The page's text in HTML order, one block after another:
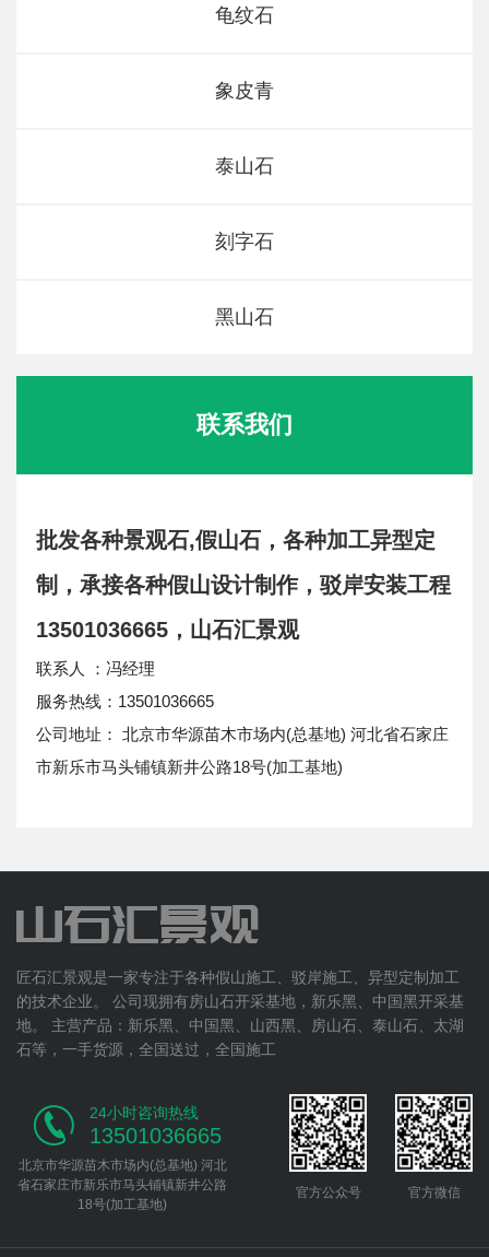
龟纹石
象皮青
泰山石
刻字石
黑山石
联系我们
批发各种景观石,假山石，各种加工异型定
制，承接各种假山设计制作，驳岸安装工程
13501036665，山石汇景观
联系人 ：冯经理
服务热线：13501036665
公司地址： 北京市华源苗木市场内(总基地) 河北省石家庄
市新乐市马头铺镇新井公路18号(加工基地)
匠石汇景观是一家专注于各种假山施工、驳岸施工、异型定制加工
的技术企业。 公司现拥有房山石开采基地，新乐黑、中国黑开采基
地。 主营产品：新乐黑、中国黑、山西黑、房山石、泰山石、太湖
石等，一手货源，全国送过，全国施工
24小时咨询热线
13501036665
北京市华源苗木市场内(总基地) 河北
省石家庄市新乐市马头铺镇新井公路
18号(加工基地)
官方公众号 官方微信